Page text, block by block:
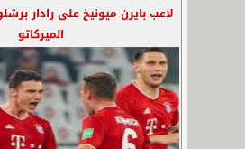
لاعب بايرن ميونيخ على رادار
الميركاتو